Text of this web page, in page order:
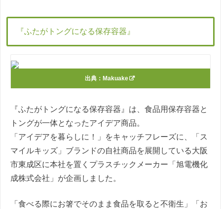
『ふたがトングになる保存容器』
出典： Makuake
『ふたがトングになる保存容器』は、食品用保存容器と
トングが一体となったアイデア商品。
「アイデアを暮らしに！」をキャッチフレーズに、「ス
マイルキッズ」ブランドの自社商品を展開している大阪
市東成区に本社を置くプラスチックメーカー「旭電機化
成株式会社」が企画しました。
「食べる際にお箸でそのまま食品を取ると不衛生」「お